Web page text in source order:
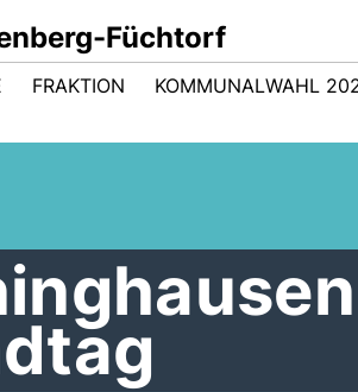
Füchtorf
FRAKTION KOMMUNALWAHL